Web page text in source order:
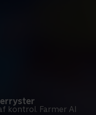
kontrol. Farmer Al